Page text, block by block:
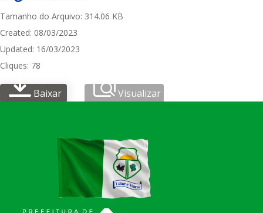
Tamanho do Arquivo: 314.06 KB
Created: 08/03/2023
Updated: 16/03/2023
Cliques: 78
Baixar Visualizar